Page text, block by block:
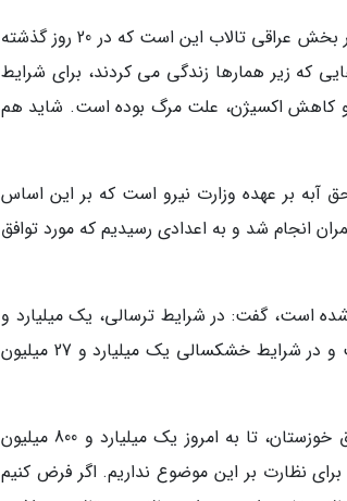
مدیرکل حفاظت محیط زیست خوزستان گفت: تحلیل ما از مرگ ماهی ها در بخش عراقی تالاب این است که در 20 روز گذشته
که زیر همارها زندگی می کردند، برای شرایط
کاهش اکسیژن، علت مرگ بوده است. شاید هم
آبه بر عهده وزارت نیرو است که بر این اساس
انجام شد و به اعدادی رسیدیم که مورد توافق
است، گفت: در شرایط ترسالی، یک میلیارد و
800 میلیون متر مکعب، در شرایط نرمال یک میلیارد و 600 میلیون مترمکعب و در شرایط خشکسالی یک میلیارد و 27 میلیون
مدیرکل حفاظت محیط زیست خوزستان گفت: طبق اعلام سازمان آب و برق خوزستان، تا به امروز یک میلیارد و 800 میلیون
نظارت بر این موضوع نداریم. اگر فرض کنیم